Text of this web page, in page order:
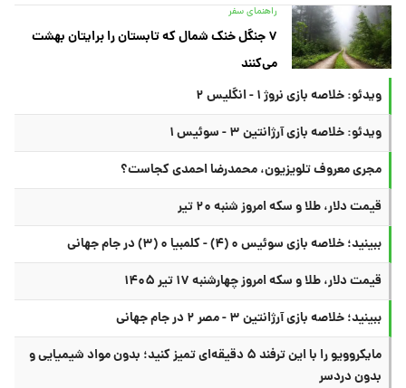
راهنمای سفر
۷ جنگل خنک شمال که تابستان را برایتان بهشت
می‌کنند
ویدئو: خلاصه بازی نروژ ۱ - انگلیس ۲
ویدئو: خلاصه بازی آرژانتین ۳ - سوئیس ۱
مجری معروف تلویزیون، محمدرضا احمدی کجاست؟
قیمت دلار، طلا و سکه امروز شنبه ۲۰ تیر
ببینید؛ خلاصه بازی سوئیس ۰ (۴) - کلمبیا ۰ (۳) در جام جهانی
قیمت دلار، طلا و سکه امروز چهارشنبه ۱۷ تیر ۱۴۰۵
ببینید؛ خلاصه بازی آرژانتین ۳ - مصر ۲ در جام جهانی
مایکروویو را با این ترفند ۵ دقیقه‌ای تمیز کنید؛ بدون مواد شیمیایی و
بدون دردسر